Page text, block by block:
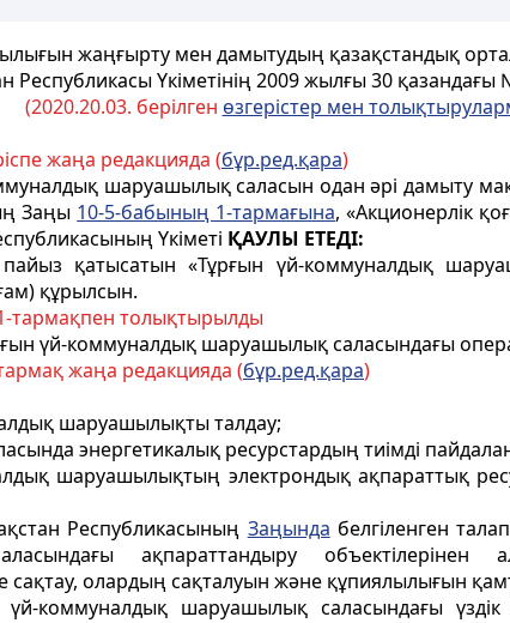
жаңғырту мен дамытудың қазақстандық
Республикасы Үкіметінің 2009 жылғы 30
(2020.20.03. берілген өзгерістер мен
жаңа редакцияда (бұр.ред.қара)
шаруашылық саласын одан әрі дамыту
Заңы 10-5-бабының 1-тармағына, «Акционерлік
Үкіметі ҚАУЛЫ ЕТЕДІ:
қатысатын «Тұрғын үй-коммуналдық
құрылсын.
тармақпен толықтырылды
үй-коммуналдық шаруашылық саласындағы
жаңа редакцияда (бұр.ред.қара)
шаруашылықты талдау;
энергетикалық ресурстардың тиімді
шаруашылықтың электрондық ақпараттық
Республикасының Заңында белгіленген
ақпараттандыру объектілерінен
олардың сақталуын және құпиялылығын
коммуналдық шаруашылық саласындағы үздік